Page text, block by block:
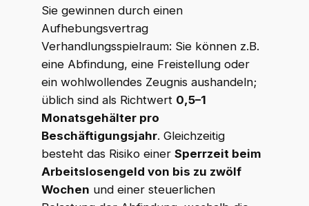
Sie gewinnen durch einen
Aufhebungsvertrag
Verhandlungsspielraum: Sie können z.B.
eine Abfindung, eine Freistellung oder
ein wohlwollendes Zeugnis aushandeln;
üblich sind als Richtwert 0,5–1
Monatsgehälter pro
Beschäftigungsjahr. Gleichzeitig
besteht das Risiko einer Sperrzeit beim
Arbeitslosengeld von bis zu zwölf
Wochen und einer steuerlichen